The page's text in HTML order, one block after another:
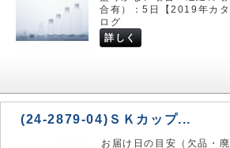
合有）：5日【2019年カタ
ログ
詳しく
(24-2879-04)ＳＫカップ...
お届け日の目安（欠品・廃